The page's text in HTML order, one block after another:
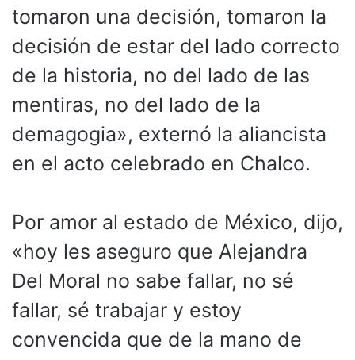
tomaron una decisión, tomaron la
decisión de estar del lado correcto
de la historia, no del lado de las
mentiras, no del lado de la
demagogia», externó la aliancista
en el acto celebrado en Chalco.
Por amor al estado de México, dijo,
«hoy les aseguro que Alejandra
Del Moral no sabe fallar, no sé
fallar, sé trabajar y estoy
convencida que de la mano de